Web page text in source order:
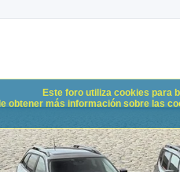
Este foro utiliza cookies para
obtener más información sobre las